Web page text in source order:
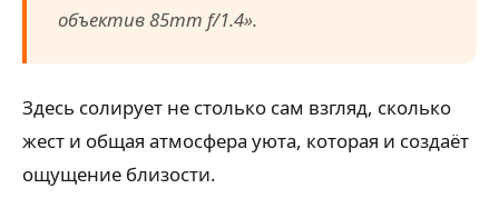
объектив 85mm f/1.4».
Здесь солирует не столько сам взгляд, сколько
жест и общая атмосфера уюта, которая и создаёт
ощущение близости.